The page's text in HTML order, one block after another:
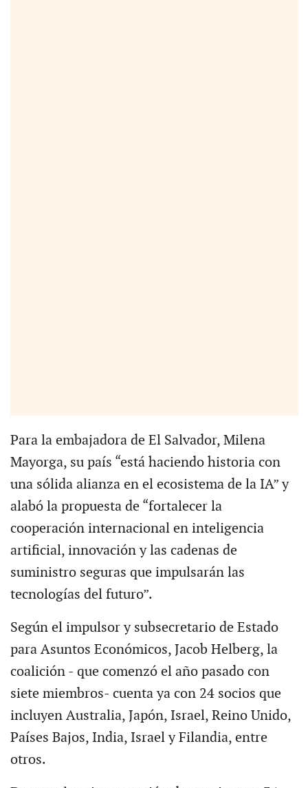
Para la embajadora de El Salvador, Milena
Mayorga, su país “está haciendo historia con
una sólida alianza en el ecosistema de la IA” y
alabó la propuesta de “fortalecer la
cooperación internacional en inteligencia
artificial, innovación y las cadenas de
suministro seguras que impulsarán las
tecnologías del futuro”.
Según el impulsor y subsecretario de Estado
para Asuntos Económicos, Jacob Helberg, la
coalición - que comenzó el año pasado con
siete miembros- cuenta ya con 24 socios que
incluyen Australia, Japón, Israel, Reino Unido,
Países Bajos, India, Israel y Filandia, entre
otros.